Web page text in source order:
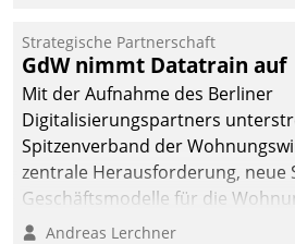
Unternehmen.
Strategische Partnerschaft
GdW nimmt Datatrain auf
Mit der Aufnahme des Berliner
Digitalisierungspartners
Spitzenverband der
zentrale Herausforderung, neue
Geschäftsmodelle für die
entwickeln.
Andreas Lerchner